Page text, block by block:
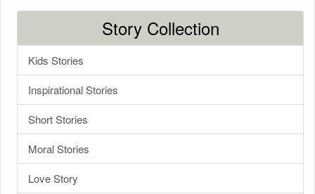
Story Collection
Kids Stories
Inspirational Stories
Short Stories
Moral Stories
Love Story